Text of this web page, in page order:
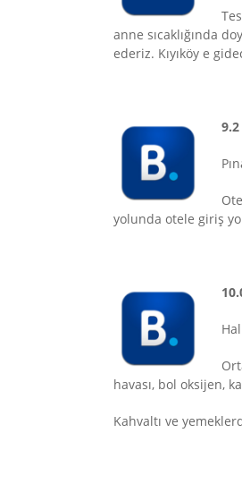
anne sıcaklığında
ederiz. Kıyıköy e
9.2
yolunda otele giriş
havası, bol oksijen,
Kahvaltı ve